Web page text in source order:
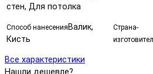
стен, Для потолка
Способ нанесения Валик,
Кисть
Страна-
Все характеристики
Нашли дешевле?